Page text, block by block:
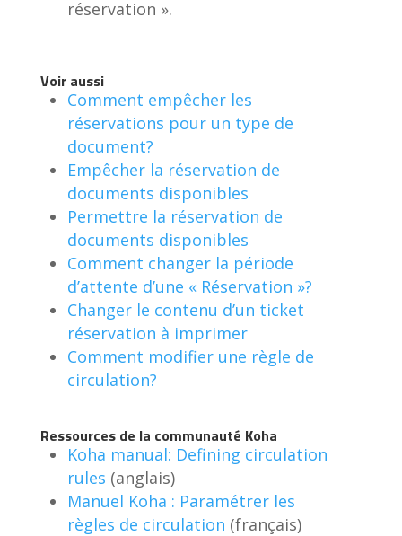
réservation ».
Voir aussi
Comment empêcher les
réservations pour un type de
document?
Empêcher la réservation de
documents disponibles
Permettre la réservation de
documents disponibles
Comment changer la période
d’attente d’une « Réservation »?
Changer le contenu d’un ticket
réservation à imprimer
Comment modifier une règle de
circulation?
Ressources de la communauté Koha
Koha manual: Defining circulation
rules (anglais)
Manuel Koha : Paramétrer les
règles de circulation (français)